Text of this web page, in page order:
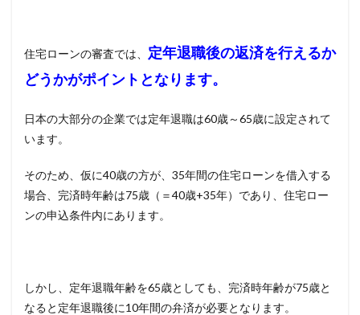
住宅ローンの審査では、 定年退職後の返済を行えるか
どうかがポイントとなります。
日本の大部分の企業では定年退職は60歳～65歳に設定されて
います。
そのため、仮に40歳の方が、 35年間の住宅ローンを借入する
場合、完済時年齢は75歳（＝40歳+35年）であり、住宅ロー
ンの申込条件内にあります。
しかし、定年退職年齢を65歳としても、完済時年齢が75歳と
なると定年退職後に10年間の弁済が必要となります。